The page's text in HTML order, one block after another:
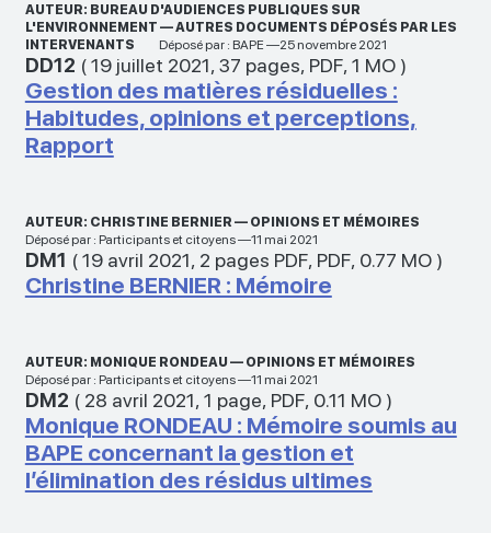
AUTEUR: BUREAU D'AUDIENCES PUBLIQUES SUR
L'ENVIRONNEMENT — AUTRES DOCUMENTS DÉPOSÉS PAR LES
INTERVENANTS
Déposé par : BAPE —25 novembre 2021
DD12 (19 juillet 2021, 37 pages, PDF, 1 MO)
Gestion des matières résiduelles :
Habitudes, opinions et perceptions,
Rapport
AUTEUR: CHRISTINE BERNIER — OPINIONS ET MÉMOIRES
Déposé par : Participants et citoyens —11 mai 2021
DM1 (19 avril 2021, 2 pages PDF, PDF, 0.77 MO)
Christine BERNIER : Mémoire
AUTEUR: MONIQUE RONDEAU — OPINIONS ET MÉMOIRES
Déposé par : Participants et citoyens —11 mai 2021
DM2 ( 28 avril 2021, 1 page, PDF, 0.11 MO)
Monique RONDEAU : Mémoire soumis au
BAPE concernant la gestion et
l’élimination des résidus ultimes